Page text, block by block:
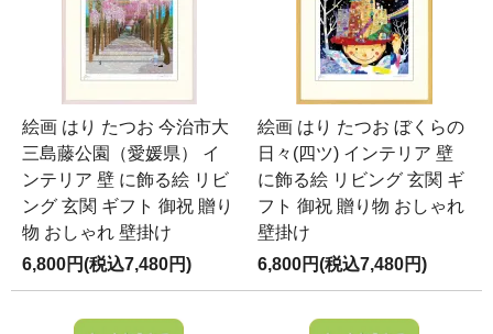
絵画 はり たつお 今治市大
三島藤公園（愛媛県） イ
ンテリア 壁 に飾る絵 リビ
ング 玄関 ギフト 御祝 贈り
物 おしゃれ 壁掛け
6,800円(税込7,480円)
絵画 はり たつお ぼくらの
日々(四ツ) インテリア 壁
に飾る絵 リビング 玄関 ギ
フト 御祝 贈り物 おしゃれ
壁掛け
6,800円(税込7,480円)